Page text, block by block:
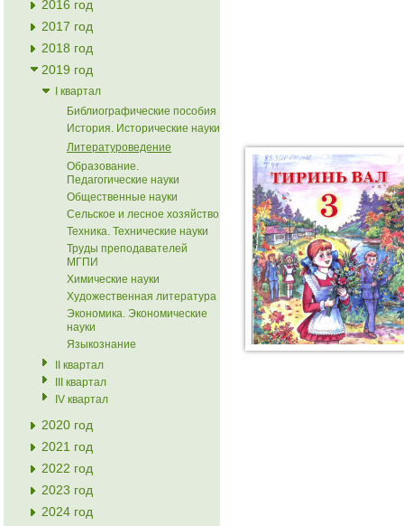
2016 год
2017 год
2018 год
2019 год
I квартал
Библиографические пособия
История. Исторические науки
Литературоведение
Образование.
Педагогические науки
Общественные науки
Сельское и лесное хозяйство
Техника. Технические науки
Труды преподавателей
МГПИ
Химические науки
Художественная литература
Экономика. Экономические
науки
Языкознание
II квартал
III квартал
IV квартал
2020 год
2021 год
2022 год
2023 год
2024 год